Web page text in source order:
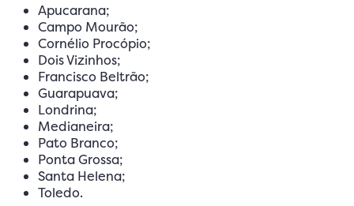
Apucarana;
Campo Mourão;
Cornélio Procópio;
Dois Vizinhos;
Francisco Beltrão;
Guarapuava;
Londrina;
Medianeira;
Pato Branco;
Ponta Grossa;
Santa Helena;
Toledo.